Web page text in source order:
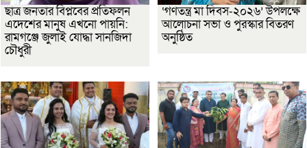
ছাত্র জনতার বিপ্লবের প্রতিফলন
এদেশের মানুষ এখনো পায়নি:
রামগঞ্জে জুলাই যোদ্ধা সানজিদা
চৌধুরী
‘গণতন্ত্র মা দিবস-২০২৬’ উপলক্ষে
আলোচনা সভা ও পুরস্কার বিতরণ
অনুষ্ঠিত